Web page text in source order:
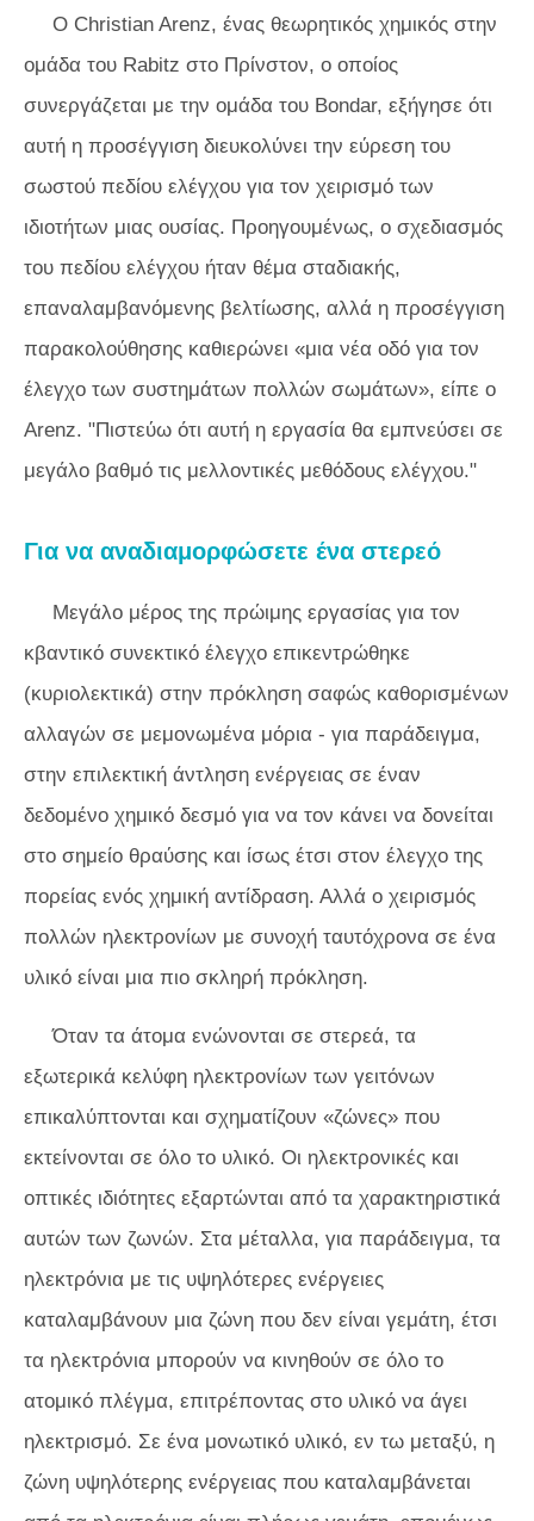
Ο Christian Arenz, ένας θεωρητικός χημικός στην
ομάδα του Rabitz στο Πρίνστον, ο οποίος
συνεργάζεται με την ομάδα του Bondar, εξήγησε ότι
αυτή η προσέγγιση διευκολύνει την εύρεση του
σωστού πεδίου ελέγχου για τον χειρισμό των
ιδιοτήτων μιας ουσίας. Προηγουμένως, ο σχεδιασμός
του πεδίου ελέγχου ήταν θέμα σταδιακής,
επαναλαμβανόμενης βελτίωσης, αλλά η προσέγγιση
παρακολούθησης καθιερώνει «μια νέα οδό για τον
έλεγχο των συστημάτων πολλών σωμάτων», είπε ο
Arenz. "Πιστεύω ότι αυτή η εργασία θα εμπνεύσει σε
μεγάλο βαθμό τις μελλοντικές μεθόδους ελέγχου."
Για να αναδιαμορφώσετε ένα στερεό
Μεγάλο μέρος της πρώιμης εργασίας για τον
κβαντικό συνεκτικό έλεγχο επικεντρώθηκε
(κυριολεκτικά) στην πρόκληση σαφώς καθορισμένων
αλλαγών σε μεμονωμένα μόρια - για παράδειγμα,
στην επιλεκτική άντληση ενέργειας σε έναν
δεδομένο χημικό δεσμό για να τον κάνει να δονείται
στο σημείο θραύσης και ίσως έτσι στον έλεγχο της
πορείας ενός χημική αντίδραση. Αλλά ο χειρισμός
πολλών ηλεκτρονίων με συνοχή ταυτόχρονα σε ένα
υλικό είναι μια πιο σκληρή πρόκληση.
Όταν τα άτομα ενώνονται σε στερεά, τα
εξωτερικά κελύφη ηλεκτρονίων των γειτόνων
επικαλύπτονται και σχηματίζουν «ζώνες» που
εκτείνονται σε όλο το υλικό. Οι ηλεκτρονικές και
οπτικές ιδιότητες εξαρτώνται από τα χαρακτηριστικά
αυτών των ζωνών. Στα μέταλλα, για παράδειγμα, τα
ηλεκτρόνια με τις υψηλότερες ενέργειες
καταλαμβάνουν μια ζώνη που δεν είναι γεμάτη, έτσι
τα ηλεκτρόνια μπορούν να κινηθούν σε όλο το
ατομικό πλέγμα, επιτρέποντας στο υλικό να άγει
ηλεκτρισμό. Σε ένα μονωτικό υλικό, εν τω μεταξύ, η
ζώνη υψηλότερης ενέργειας που καταλαμβάνεται